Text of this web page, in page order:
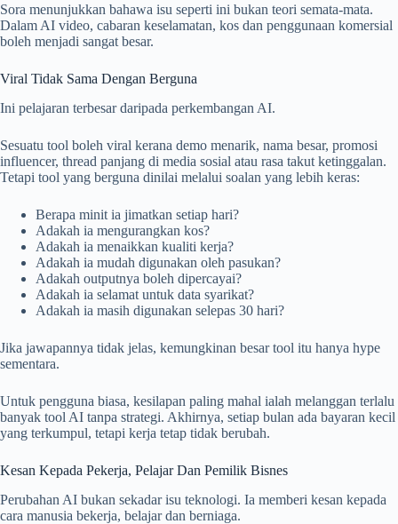
Sora menunjukkan bahawa isu seperti ini bukan teori semata-mata.
Dalam AI video, cabaran keselamatan, kos dan penggunaan komersial
boleh menjadi sangat besar.
Viral Tidak Sama Dengan Berguna
Ini pelajaran terbesar daripada perkembangan AI.
Sesuatu tool boleh viral kerana demo menarik, nama besar, promosi
influencer, thread panjang di media sosial atau rasa takut ketinggalan.
Tetapi tool yang berguna dinilai melalui soalan yang lebih keras:
Berapa minit ia jimatkan setiap hari?
Adakah ia mengurangkan kos?
Adakah ia menaikkan kualiti kerja?
Adakah ia mudah digunakan oleh pasukan?
Adakah outputnya boleh dipercayai?
Adakah ia selamat untuk data syarikat?
Adakah ia masih digunakan selepas 30 hari?
Jika jawapannya tidak jelas, kemungkinan besar tool itu hanya hype
sementara.
Untuk pengguna biasa, kesilapan paling mahal ialah melanggan terlalu
banyak tool AI tanpa strategi. Akhirnya, setiap bulan ada bayaran kecil
yang terkumpul, tetapi kerja tetap tidak berubah.
Kesan Kepada Pekerja, Pelajar Dan Pemilik Bisnes
Perubahan AI bukan sekadar isu teknologi. Ia memberi kesan kepada
cara manusia bekerja, belajar dan berniaga.